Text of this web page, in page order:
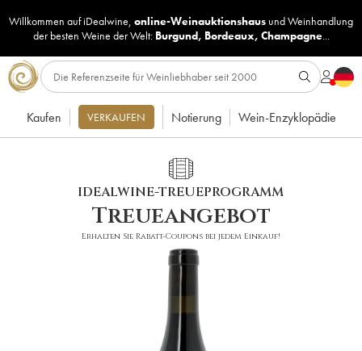
Willkommen auf iDealwine, online-Weinauktionshaus undWeinhandlung
der besten Weine der Welt: Burgund, Bordeaux, Champagne...
Kaufen VERKAUFEN Notierung Wein-Enzyklopädie
IDEALWINE-TREUEPROGRAMM
Treueangebot
Erhalten Sie Rabatt-Coupons bei jedem Einkauf!